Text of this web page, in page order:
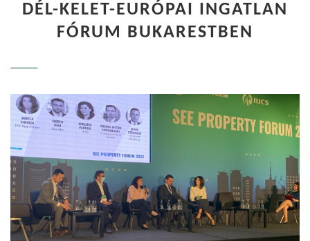
DÉL-KELET-EURÓPAI INGATLAN
FÓRUM BUKARESTBEN